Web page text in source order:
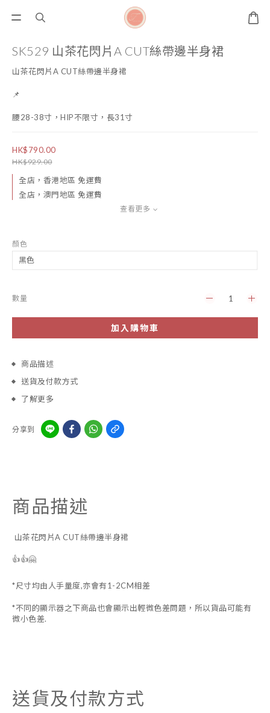
SK529 山茶花閃片A CUT絲帶邊半身裙
山茶花閃片A CUT絲帶邊半身裙
📌
腰28-38寸，HIP不限寸，長31寸
HK$790.00
HK$929.00
全店，香港地區 免運費
全店，澳門地區 免運費
查看更多
顏色
數量
加入購物車
商品描述
送貨及付款方式
了解更多
分享到
商品描述
山茶花閃片A CUT絲帶邊半身裙
👍👍🤗
*尺寸均由人手量度,亦會有1-2CM相差
*不同的顯示器之下商品也會顯示出輕微色差問題，所以貨品可能有
微小色差.
送貨及付款方式